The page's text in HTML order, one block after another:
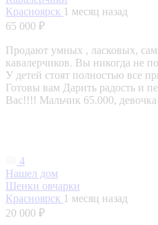
Красноярск 1 месяц назад
65 000 ₽
Продают умных , ласковых,
кавалерчиков. Вы никогда не
У детей стоят полностью все
Готовы вам Дарить радость и
Вас!!!! Мальчик 65.000, девочка
4
Нашел дом
Щенки овчарки
Красноярск 1 месяц назад
20 000 ₽